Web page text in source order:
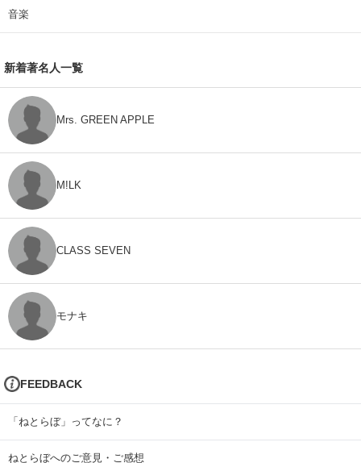
音楽
新着著名人一覧
Mrs. GREEN APPLE
M!LK
CLASS SEVEN
モナキ
FEEDBACK
「ねとらぼ」ってなに？
ねとらぼへのご意見・ご感想